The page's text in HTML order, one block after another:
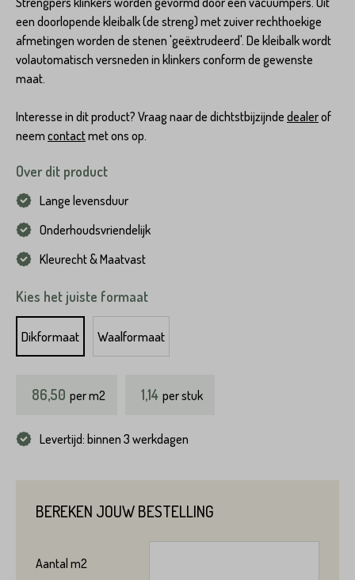
een doorlopende kleibalk (de streng) met zuiver rechthoekige
afmetingen worden de stenen 'geëxtrudeerd'. De kleibalk wordt
volautomatisch versneden in klinkers conform de gewenste
maat.
Interesse in dit product? Vraag naar de dichtstbijzijnde dealerof
neem contactmet ons op.
Over dit product
Lange levensduur
Onderhoudsvriendelijk
Kleurecht & Maatvast
Kies het juiste formaat
Dikformaat Waalformaat
86,50 perm2 1,14 per stuk
Levertijd: binnen 3 werkdagen
BEREKEN JOUW BESTELLING
Aantal m2